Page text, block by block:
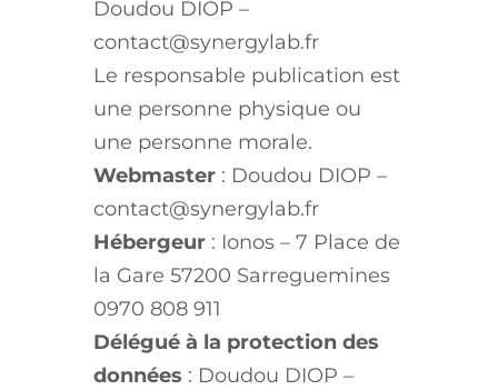
Doudou DIOP –
contact@synergylab.fr
Le responsable publication est
une personne physique ou
une personne morale.
Webmaster : Doudou DIOP –
contact@synergylab.fr
Hébergeur : Ionos – 7 Place de
la Gare 57200 Sarreguemines
0970 808 911
Délégué à la protection des
données : Doudou DIOP –